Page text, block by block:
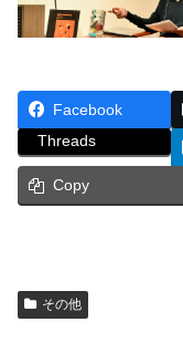
Facebook
Threads
Copy
その他